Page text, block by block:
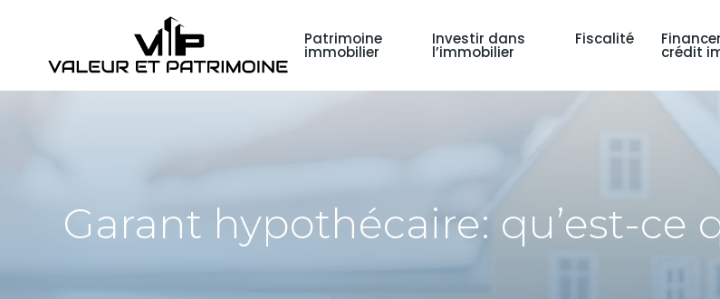
Patrimoine
immobilier
Investir dans
l’immobilier
Fiscalité
crédit
Garant hypothécaire: qu’est-ce